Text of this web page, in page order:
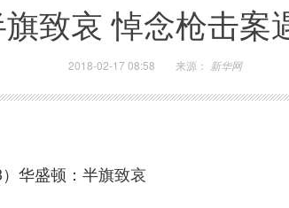
致哀 悼念枪击案
2018-02-17 08:58 来源： 新华网